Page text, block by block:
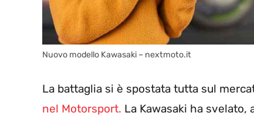
Nuovo modello Kawasaki – nextmoto.it
La battaglia si è spostata tutta sul
nel Motorsport. La Kawasaki ha